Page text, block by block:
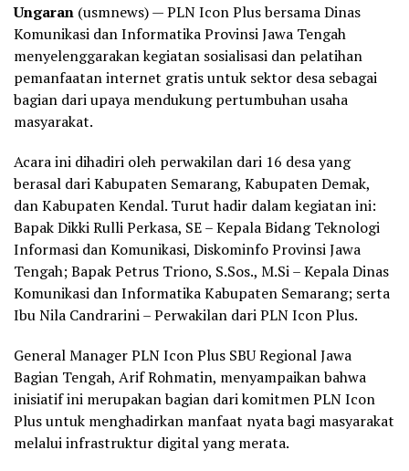
Ungaran (usmnews) — PLN Icon Plus bersama Dinas
Komunikasi dan Informatika Provinsi Jawa Tengah
menyelenggarakan kegiatan sosialisasi dan pelatihan
pemanfaatan internet gratis untuk sektor desa sebagai
bagian dari upaya mendukung pertumbuhan usaha
masyarakat.
Acara ini dihadiri oleh perwakilan dari 16 desa yang
berasal dari Kabupaten Semarang, Kabupaten Demak,
dan Kabupaten Kendal. Turut hadir dalam kegiatan ini:
Bapak Dikki Rulli Perkasa, SE – Kepala Bidang Teknologi
Informasi dan Komunikasi, Diskominfo Provinsi Jawa
Tengah; Bapak Petrus Triono, S.Sos., M.Si – Kepala Dinas
Komunikasi dan Informatika Kabupaten Semarang; serta
Ibu Nila Candrarini – Perwakilan dari PLN Icon Plus.
General Manager PLN Icon Plus SBU Regional Jawa
Bagian Tengah, Arif Rohmatin, menyampaikan bahwa
inisiatif ini merupakan bagian dari komitmen PLN Icon
Plus untuk menghadirkan manfaat nyata bagi masyarakat
melalui infrastruktur digital yang merata.